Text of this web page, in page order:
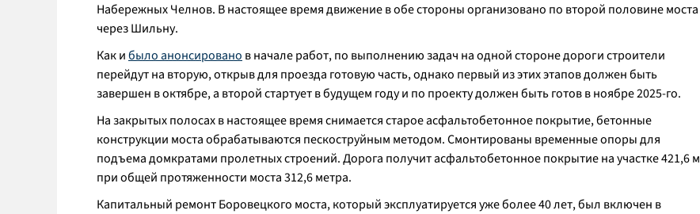
Набережных Челнов. В настоящее время движение в обе стороны организовано по второй половине моста
через Шильну.
Как ибыло анонсировано в начале работ, по выполнению задач на одной стороне дороги строители
перейдут на вторую, открыв для проезда готовую часть, однако первый из этих этапов должен быть
завершен в октябре, а второй стартует в будущем году и по проекту должен быть готов в ноябре 2025-го.
На закрытых полосах в настоящее время снимается старое асфальтобетонное покрытие, бетонные
конструкции моста обрабатываются пескоструйным методом. Смонтированы временные опоры для
подъема домкратами пролетных строений. Дорога получит асфальтобетонное покрытие на участке 421,6 м
при общей протяженности моста 312,6 метра.
Капитальный ремонт Боровецкого моста, который эксплуатируется уже более 40 лет, был включен в